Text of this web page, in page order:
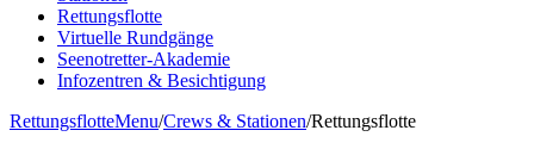
Rettungsflotte
Virtuelle Rundgänge
Seenotretter-Akademie
Infozentren & Besichtigung
RettungsflotteMenu/Crews & Stationen/Rettungsflotte